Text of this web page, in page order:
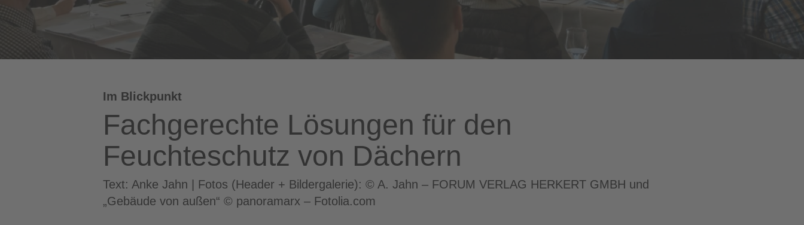
Im Blickpunkt
Fachgerechte Lösungen für den
Feuchteschutz von Dächern
Text: Anke Jahn | Fotos (Header + Bildergalerie): © A. Jahn – FORUM VERLAG HERKERT GMBH und
„Gebäude von außen“ © panoramarx – Fotolia.com